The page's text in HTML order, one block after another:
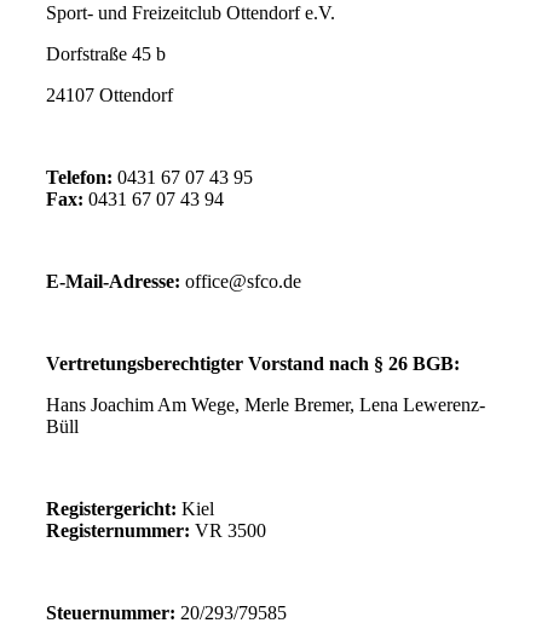
Sport- und Freizeitclub Ottendorf e.V.
Dorfstraße 45 b
24107 Ottendorf
Telefon: 0431 67 07 43 95
Fax: 0431 67 07 43 94
E-Mail-Adresse: office@sfco.de
Vertretungsberechtigter Vorstand nach § 26 BGB:
Hans Joachim Am Wege, Merle Bremer, Lena Lewerenz-
Büll
Registergericht: Kiel
Registernummer: VR 3500
Steuernummer: 20/293/79585